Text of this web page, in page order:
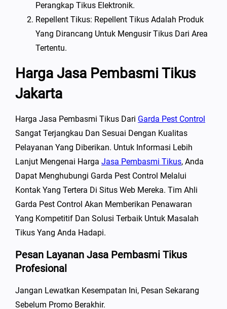
Perangkap Tikus Elektronik.
Repellent Tikus: Repellent Tikus Adalah Produk
Yang Dirancang Untuk Mengusir Tikus Dari Area
Tertentu.
Harga Jasa Pembasmi Tikus
Jakarta
Harga Jasa Pembasmi Tikus Dari Garda Pest Control
Sangat Terjangkau Dan Sesuai Dengan Kualitas
Pelayanan Yang Diberikan. Untuk Informasi Lebih
Lanjut Mengenai Harga Jasa Pembasmi Tikus, Anda
Dapat Menghubungi Garda Pest Control Melalui
Kontak Yang Tertera Di Situs Web Mereka. Tim Ahli
Garda Pest Control Akan Memberikan Penawaran
Yang Kompetitif Dan Solusi Terbaik Untuk Masalah
Tikus Yang Anda Hadapi.
Pesan Layanan Jasa Pembasmi Tikus
Profesional
Jangan Lewatkan Kesempatan Ini, Pesan Sekarang
Sebelum Promo Berakhir.